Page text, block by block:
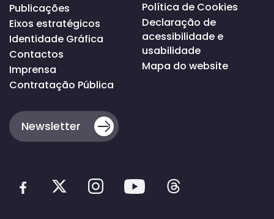
Publicações
Eixos estratégicos
Identidade Gráfica
Contactos
Imprensa
Contratação Pública
Política de Cookies
Declaração de
acessibilidade e
usabilidade
Mapa do website
Newsletter